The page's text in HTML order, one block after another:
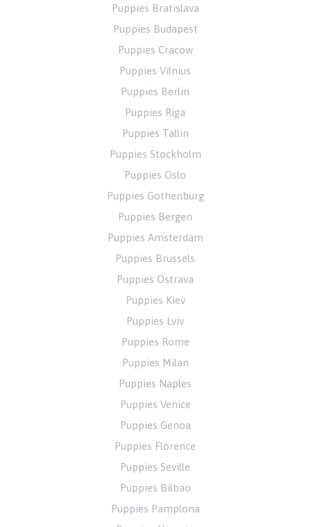
Puppies Bratislava
Puppies Budapest
Puppies Cracow
Puppies Vilnius
Puppies Berlin
Puppies Riga
Puppies Tallin
Puppies Stockholm
Puppies Oslo
Puppies Gothenburg
Puppies Bergen
Puppies Amsterdam
Puppies Brussels
Puppies Ostrava
Puppies Kiev
Puppies Lviv
Puppies Rome
Puppies Milan
Puppies Naples
Puppies Venice
Puppies Genoa
Puppies Florence
Puppies Seville
Puppies Bilbao
Puppies Pamplona